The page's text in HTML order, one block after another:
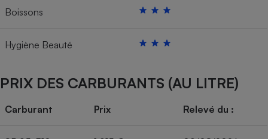
Boissons
Hygiène Beauté
PRIX DES CARBURANTS (AU LITRE)
Carburant Prix Relevé du :